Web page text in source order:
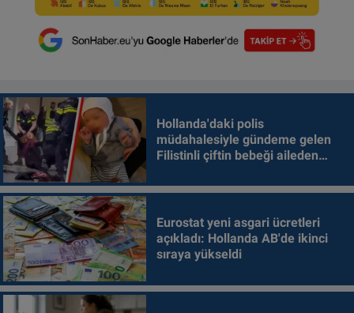
Hollanda'daki polis
müdahalesiyle gündeme gelen
Filistinli çiftin bebeği aileden
Eurostat yeni asgari ücretleri
açıkladı: Hollanda AB'de ikinci
sıraya yükseldi